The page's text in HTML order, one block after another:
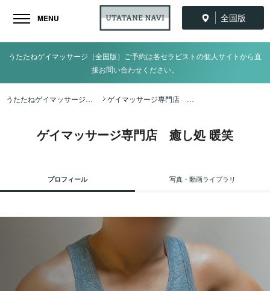
全国版
MENU
うたたねゲイマッサージ［全国版］ご予約は各セラピストの個人サイトから直
接お問い合わせください。
うたたねゲイマッサージ全国ナビ TOP ゲイマッサージ専門店 癒し処 暖笑
ゲイマッサージ専門店 癒し処 暖笑
プロフィール 写真・動画ライブラリ